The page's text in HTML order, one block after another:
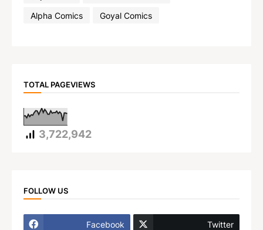
Alpha Comics
Goyal Comics
TOTAL PAGEVIEWS
3,722,942
FOLLOW US
Facebook Twitter